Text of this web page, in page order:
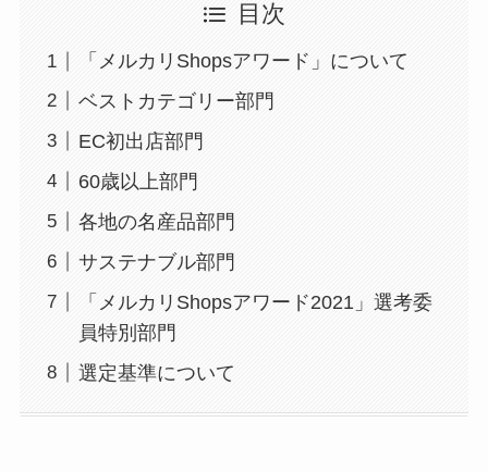
目次
「メルカリShopsアワード」について
ベストカテゴリー部門
EC初出店部門
60歳以上部門
各地の名産品部門
サステナブル部門
「メルカリShopsアワード2021」選考委
員特別部門
選定基準について